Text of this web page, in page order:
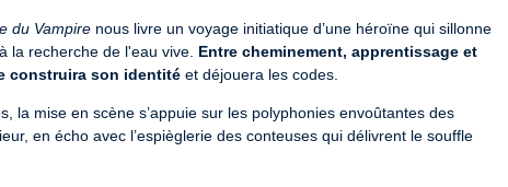
du Vampire nous livre un voyage initiatique d’une héroïne qui sillonne
la recherche de l'eau vive. Entre cheminement, apprentissage et
construira son identité et déjouera les codes.
la mise en scène s’appuie sur les polyphonies envoûtantes des
en écho avec l’espièglerie des conteuses qui délivrent le souffle